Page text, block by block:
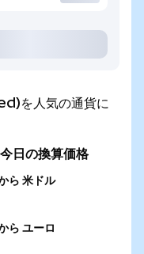
人気の通貨に
日の換算価格
ら 米ドル
ら ユーロ